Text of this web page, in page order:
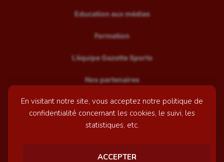
En visitant notre site, vous acceptez notre politique de
confidentialité concernant les cookies, le suivi, les
statistiques, etc.
ACCEPTER
Education aux médias
Formation
L’équipe Gazette Sports
Nos partenaires
Recrutement
Mentions légales